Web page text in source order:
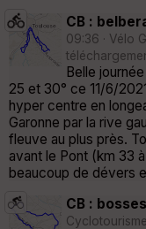
CB :
09:36 · Vélo
Belle
25 et 30° ce 11/6/
hyper centre en
Garonne par la rive
fleuve au plus près.
avant le Pont (km 33
beaucoup de dévers
CB :